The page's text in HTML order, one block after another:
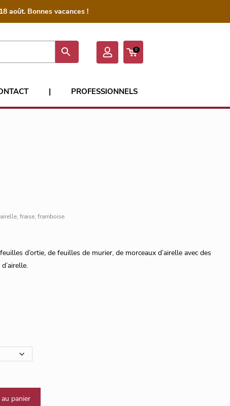
août. Bonnes vacances !
| PROFESSIONNELS
0
fraise, framboise
d’ortie, de feuilles de murier, de morceaux d’airelle avec des
panier